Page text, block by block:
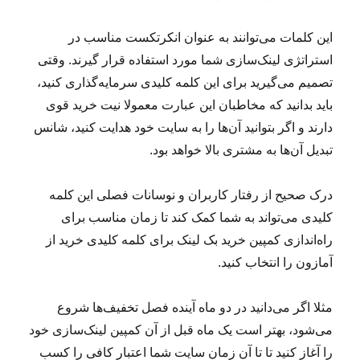
این کلمات می‌توانند به عنوان انکرتکست مناسب در
استراتژی لینک‌سازی شما مورد استفاده قرار گیرند. وقتی
تصمیم می‌گیرید برای این کلمه کلیدی سرمایه‌گذاری کنید،
باید بدانید که مخاطبان این عبارت معمولا نیت خرید قوی
دارند و اگر بتوانید آن‌ها را به سایت خود هدایت کنید، شانس
تبدیل آن‌ها به مشتری بالا خواهد بود.
درک صحیح از رفتار کاربران و نوسانات فصلی این کلمه
کلیدی می‌تواند به شما کمک کند تا زمان مناسب برای
راه‌اندازی کمپین خرید بک لینک برای کلمه کلیدی خرید از
آمازون را انتخاب کنید.
مثلا اگر می‌دانید در دو ماه آینده فصل تخفیف‌ها شروع
می‌شود، بهتر است یک ماه قبل از آن کمپین لینک‌سازی خود
را آغاز کنید تا تا آن زمان سایت شما اعتبار کافی را کسب